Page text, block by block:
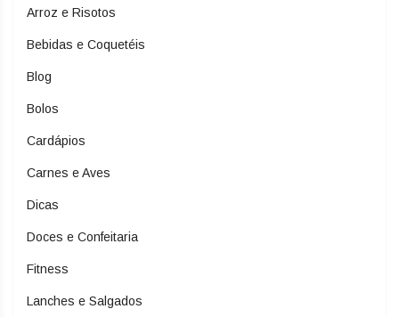
Arroz e Risotos
Bebidas e Coquetéis
Blog
Bolos
Cardápios
Carnes e Aves
Dicas
Doces e Confeitaria
Fitness
Lanches e Salgados